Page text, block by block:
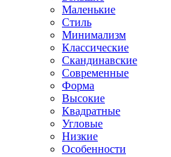
Маленькие
Стиль
Минимализм
Классические
Скандинавские
Современные
Форма
Высокие
Квадратные
Угловые
Низкие
Особенности